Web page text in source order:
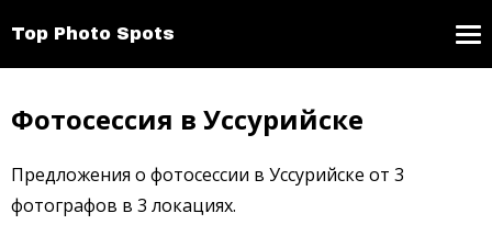
Top Photo Spots
Фотосессия в Уссурийске
Предложения о фотосессии в Уссурийске от 3
фотографов в 3 локациях.